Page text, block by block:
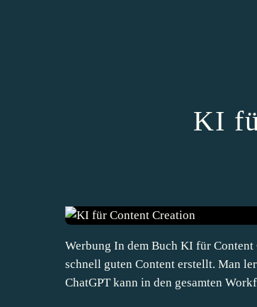
KI
Werbung In dem Buch KI für
schnell guten Content erstellt. Man
ChatGPT kann in den gesamten